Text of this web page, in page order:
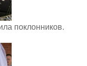
поклонников.